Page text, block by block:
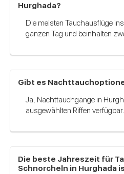
Hurghada?
Die meisten Tauchausflüge
ganzen Tag und beinhalten
Gibt es
Ja, Nachttauchgänge in
ausgewählten Riffen verfügbar.
Die beste Jahreszeit für
Schnorcheln in Hurghada